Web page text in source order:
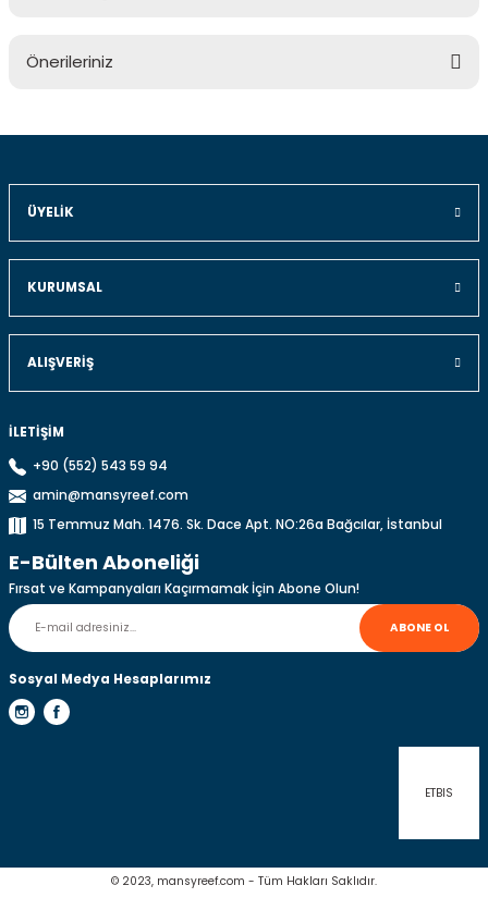
Önerileriniz
Bu ürünün fiyat bilgisi, resim, ürün açıklamalarında ve diğer
kullanarak tarafımıza iletebilirsiniz.
Görüş ve önerileriniz için teşekkür ederiz.
Ürün resmi kalitesiz, bozuk veya görüntülenemiyor.
Ürün açıklamasında eksik bilgiler bulunuyor.
Ürün bilgilerinde hatalar bulunuyor.
Bu ürüne benzer farklı alternatifler olmalı.
Gönder
ÜYELIK
KURUMSAL
ALIŞVERIŞ
İLETİŞİM
+90 (552) 543 59 94
amin@mansyreef.com
15 Temmuz Mah. 1476. Sk. Dace Apt. NO:26a Bağcılar, İstanbul
E-Bülten Aboneliği
Fırsat ve Kampanyaları Kaçırmamak İçin Abone Olun!
ABONE OL
Sosyal Medya Hesaplarımız
ETBIS
© 2023, mansyreef.com - Tüm Hakları Saklıdır.